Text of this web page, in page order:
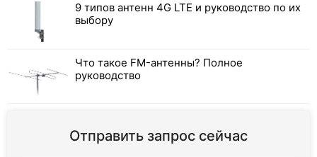
9 типов антенн 4G LTE и руководство по их
выбору
Что такое FM-антенны? Полное
руководство
Отправить запрос сейчас